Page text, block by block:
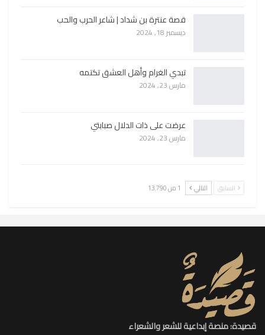
قصة عنترة بن شداد | شاعر الحرب والحب
ديسمبر 18, 2024
تبدي الغرام وأهل العشق تكتمه
مارس 23, 2024
عرضت على ذات الدلال صبابتي
مارس 23, 2024
السابق التالي 1 من 13٬790
قصيدة: منصة إبداعية للشعر والشعراء